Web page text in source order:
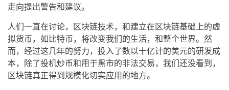
走向提出警告和建议。
人们一直在讨论，区块链技术，和建立在区块链基础上的虚
拟货币，如比特币，将改变我们的生活，和整个世界。然
而，经过这几年的努力，投入了数以十亿计的美元的研发成
本，除了投机炒币和用于黑市的非法交易，我们还没看到，
区块链真正得到规模化切实应用的地方。